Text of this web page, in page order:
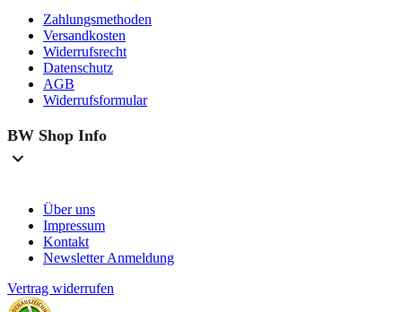
Zahlungsmethoden
Versandkosten
Widerrufsrecht
Datenschutz
AGB
Widerrufsformular
BW Shop Info
Über uns
Impressum
Kontakt
Newsletter Anmeldung
Vertrag widerrufen